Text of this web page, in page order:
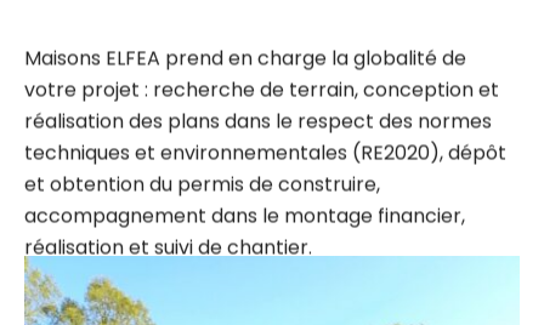
votre projet : recherche de terrain, conception et
réalisation des plans dans le respect des normes
techniques et environnementales (RE2020), dépôt
et obtention du permis de construire,
accompagnement dans le montage financier,
réalisation et suivi de chantier.